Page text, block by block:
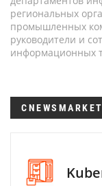
региональных
промышленных
руководители и
информационных
CNEWSMARKET